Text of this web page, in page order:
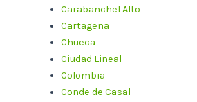
Carabanchel Alto
Cartagena
Chueca
Ciudad Lineal
Colombia
Conde de Casal